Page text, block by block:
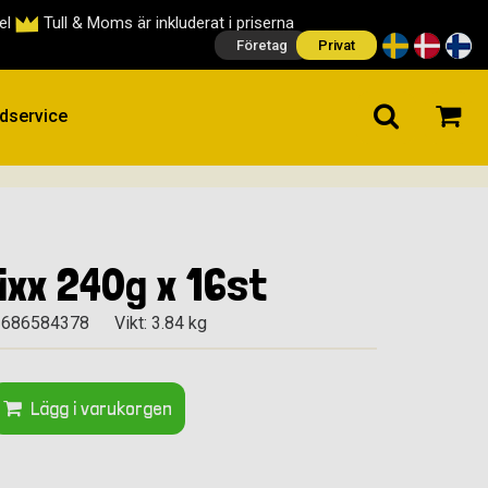
Tull & Moms är inkluderat i priserna
Företag Privat
240g x 16st
Vikt: 3.84 kg
Lägg i varukorgen